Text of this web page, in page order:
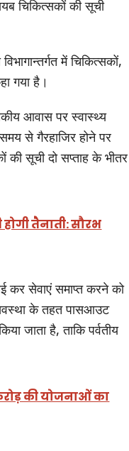
चिकित्सकों की सूची
में चिकित्सकों,
गया है।
आवास पर स्वास्थ्य
से गैरहाजिर होने पर
की सूची दो सप्ताह के भीतर
तैनाती: सौरभ
कर सेवाएं समाप्त करने को
के तहत पासआउट
जाता है, ताकि पर्वतीय
की योजनाओं का